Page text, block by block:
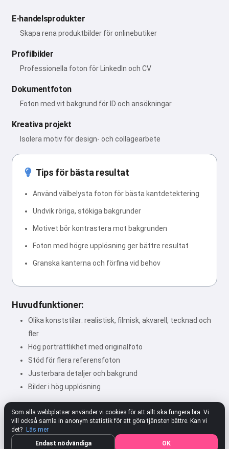
E-handelsprodukter
Skapa rena produktbilder för onlinebutiker
Profilbilder
Professionella foton för LinkedIn och CV
Dokumentfoton
Foton med vit bakgrund för ID och ansökningar
Kreativa projekt
Isolera motiv för design- och collagearbete
Tips för bästa resultat
Använd välbelysta foton för bästa kantdetektering
Undvik röriga, stökiga bakgrunder
Motivet bör kontrastera mot bakgrunden
Foton med högre upplösning ger bättre resultat
Granska kanterna och förfina vid behov
Huvudfunktioner:
Olika konststilar: realistisk, filmisk, akvarell, tecknad och
fler
Hög porträttlikhet med originalfoto
Stöd för flera referensfoton
Justerbara detaljer och bakgrund
Bilder i hög upplösning
★★★★★4.80312 Inställningar Betygsätt
Som alla webbplatser använder vi cookies för att allt ska fungera bra. Vi
vill också samla in anonym statistik för att göra tjänsten bättre. Kan vi
det?
Läs mer
Endast nödvändiga
OK